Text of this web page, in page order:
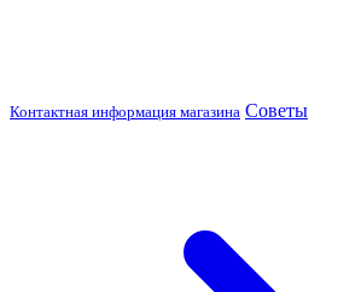
Контактная информация магазина Советы